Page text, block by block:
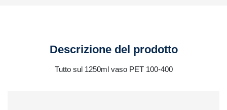
Descrizione del prodotto
Tutto sul 1250ml vaso PET 100-400